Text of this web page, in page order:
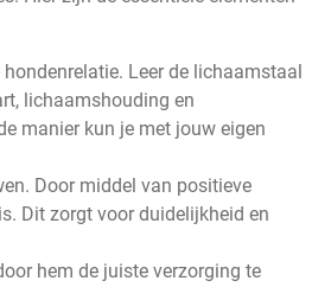
Leer de lichaamstaal
lichaamshouding en
manier kun je met jouw eigen
Door middel van positieve
Dit zorgt voor duidelijkheid en
hem de juiste verzorging te